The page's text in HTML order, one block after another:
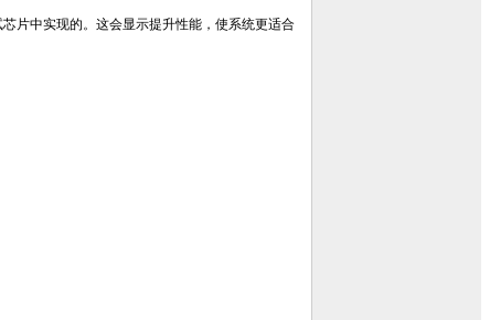
片中实现的。这会显示提升性能，使系统更适合